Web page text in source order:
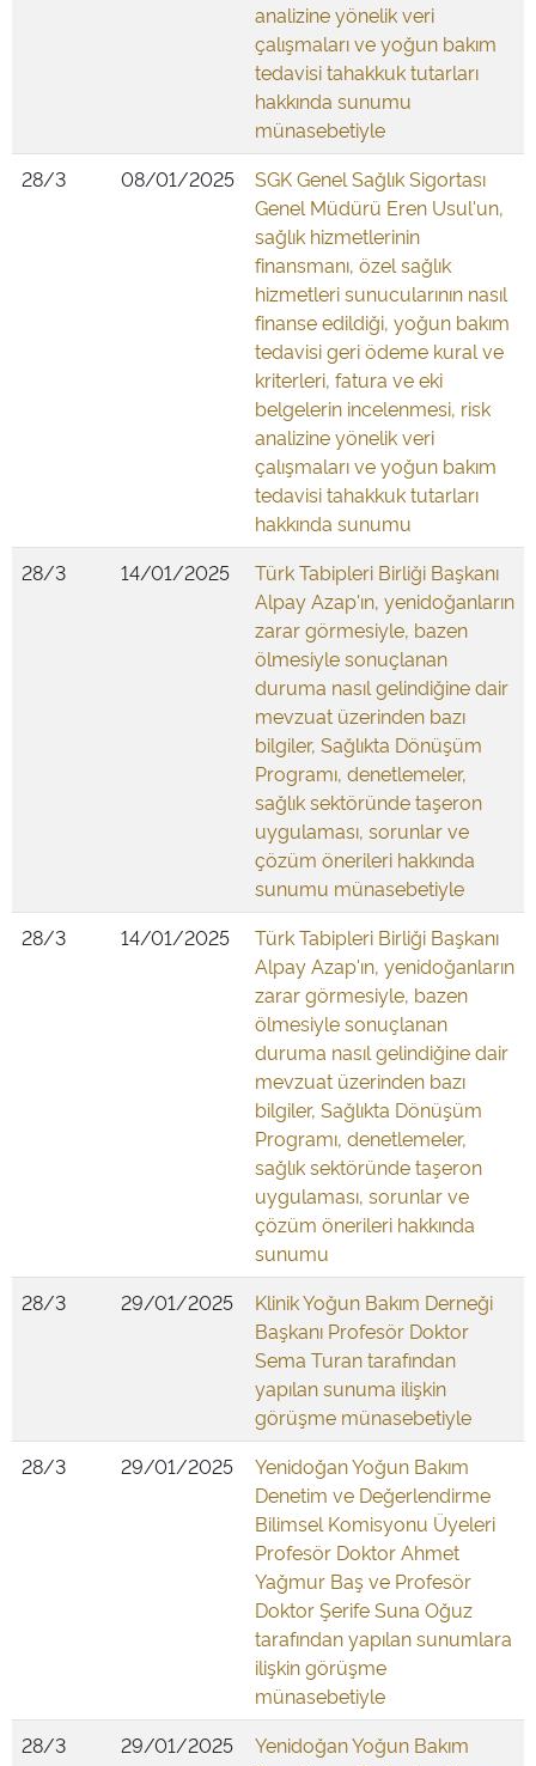
analizine yönelik veri
çalışmaları ve yoğun bakım
tedavisi tahakkuk tutarları
hakkında sunumu
münasebetiyle
28/3
08/01/2025
SGK Genel Sağlık Sigortası
Genel Müdürü Eren Usul'un,
sağlık hizmetlerinin
finansmanı, özel sağlık
hizmetleri sunucularının nasıl
finanse edildiği, yoğun bakım
tedavisi geri ödeme kural ve
kriterleri, fatura ve eki
belgelerin incelenmesi, risk
analizine yönelik veri
çalışmaları ve yoğun bakım
tedavisi tahakkuk tutarları
hakkında sunumu
28/3
14/01/2025
Türk Tabipleri Birliği Başkanı
Alpay Azap'ın, yenidoğanların
zarar görmesiyle, bazen
ölmesiyle sonuçlanan
duruma nasıl gelindiğine dair
mevzuat üzerinden bazı
bilgiler, Sağlıkta Dönüşüm
Programı, denetlemeler,
sağlık sektöründe taşeron
uygulaması, sorunlar ve
çözüm önerileri hakkında
sunumu münasebetiyle
28/3
14/01/2025
Türk Tabipleri Birliği Başkanı
Alpay Azap'ın, yenidoğanların
zarar görmesiyle, bazen
ölmesiyle sonuçlanan
duruma nasıl gelindiğine dair
mevzuat üzerinden bazı
bilgiler, Sağlıkta Dönüşüm
Programı, denetlemeler,
sağlık sektöründe taşeron
uygulaması, sorunlar ve
çözüm önerileri hakkında
sunumu
28/3
29/01/2025
Klinik Yoğun Bakım Derneği
Başkanı Profesör Doktor
Sema Turan tarafından
yapılan sunuma ilişkin
görüşme münasebetiyle
28/3
29/01/2025
Yenidoğan Yoğun Bakım
Denetim ve Değerlendirme
Bilimsel Komisyonu Üyeleri
Profesör Doktor Ahmet
Yağmur Baş ve Profesör
Doktor Şerife Suna Oğuz
tarafından yapılan sunumlara
ilişkin görüşme
münasebetiyle
28/3
29/01/2025
Yenidoğan Yoğun Bakım